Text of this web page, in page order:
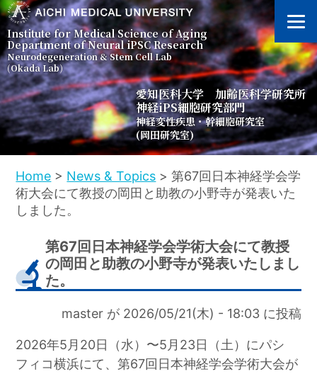
メ
イ
ン
コ
ン
テ
ン
ツ
Institute for Medical Science of Aging
Department of Neural iPSC Research
Neurodegeneration & Stem Cell Lab
(Okada Lab)
愛知医科大学 加齢医科学研究所
神経iPS細胞研究部門
神経変性疾患・幹細胞研究室
(岡田研究室)
パ
ン
ず
Home News & Topics
第67回日本神経学会学
術大会にて教授の岡田と助教の小野寺が発表いた
しました。
第67回日本神経学会学術大会にて教授
の岡田と助教の小野寺が発表いたしまし
た。
masterが 2026/05/21(木) - 18:03に投稿
2026年5月20日（水）〜5月23日（土） にパシ
フィコ横浜にて、第67回日本神経学会学術大会が